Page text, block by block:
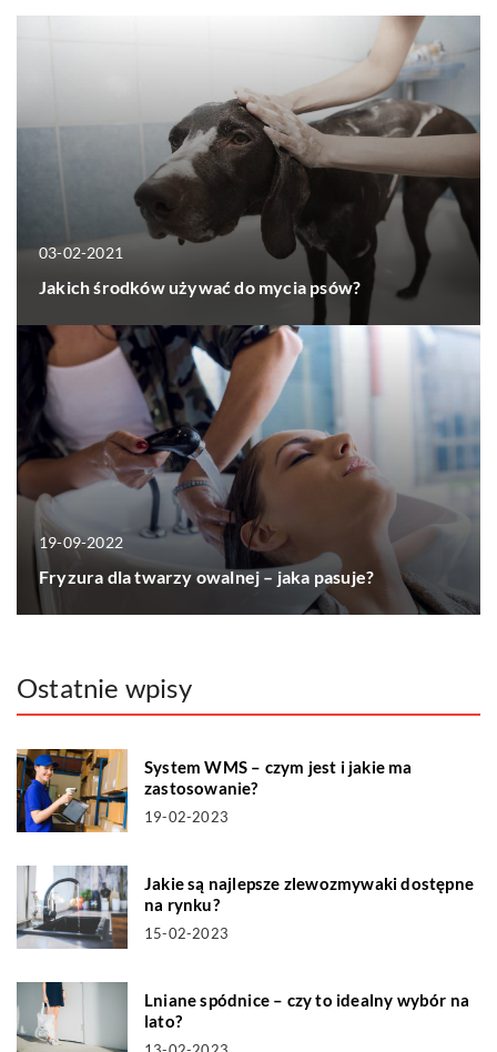
03-02-2021
Jakich środków używać do mycia psów?
19-09-2022
Fryzura dla twarzy owalnej – jaka pasuje?
Ostatnie wpisy
System WMS – czym jest i jakie ma
zastosowanie?
19-02-2023
Jakie są najlepsze zlewozmywaki dostępne
na rynku?
15-02-2023
Lniane spódnice – czy to idealny wybór na
lato?